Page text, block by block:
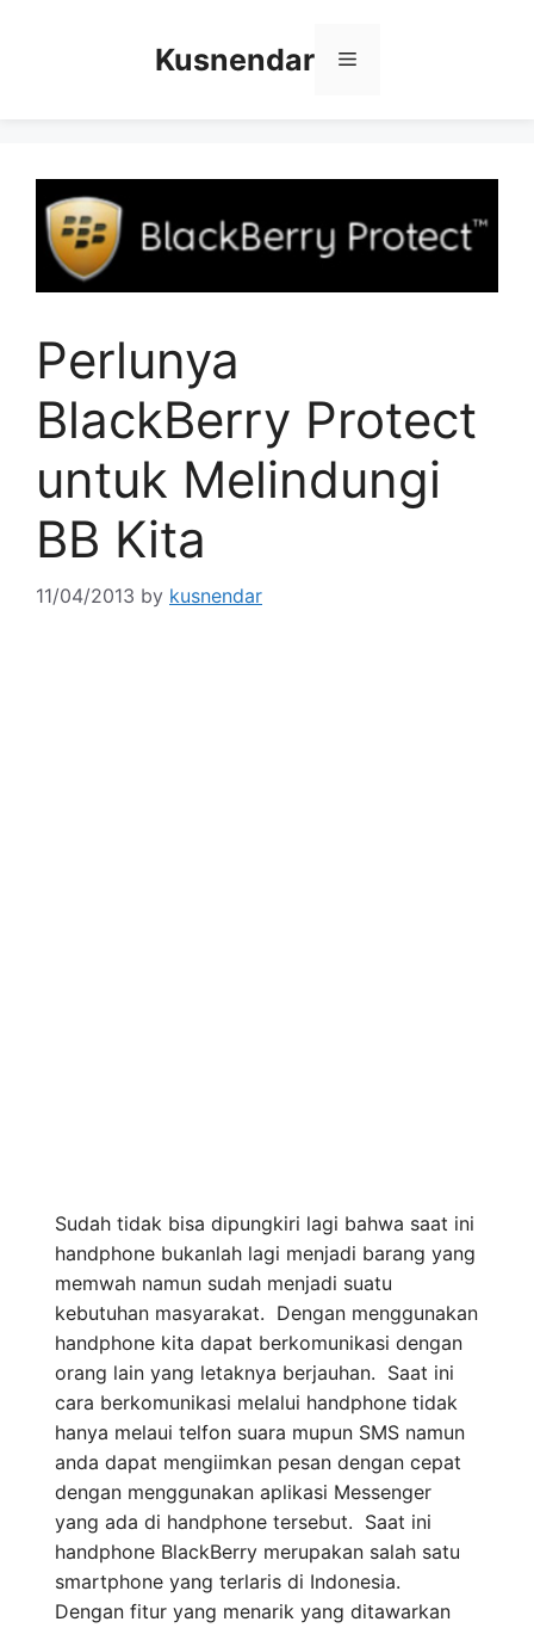
Kusnendar Menu
Perlunya
BlackBerry Protect
untuk Melindungi
BB Kita
11/04/2013 by kusnendar
Sudah tidak bisa dipungkiri lagi bahwa saat ini
handphone bukanlah lagi menjadi barang yang
memwah namun sudah menjadi suatu
kebutuhan masyarakat. Dengan menggunakan
handphone kita dapat berkomunikasi dengan
orang lain yang letaknya berjauhan. Saat ini
cara berkomunikasi melalui handphone tidak
hanya melaui telfon suara mupun SMS namun
anda dapat mengiimkan pesan dengan cepat
dengan menggunakan aplikasi Messenger
yang ada di handphone tersebut. Saat ini
handphone BlackBerry merupakan salah satu
smartphone yang terlaris di Indonesia.
Dengan fitur yang menarik yang ditawarkan